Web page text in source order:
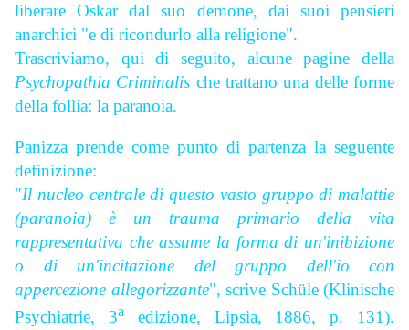
liberare Oskar dal suo demone, dai suoi pensieri
anarchici "e di ricondurlo alla religione".
Trascriviamo, qui di seguito, alcune pagine della
Psychopathia Criminalis che trattano una delle forme
della follia: la paranoia.
Panizza prende come punto di partenza la seguente
definizione:
"Il nucleo centrale di questo vasto gruppo di malattie
(paranoia) è un trauma primario della vita
rappresentativa che assume la forma di un'inibizione
o di un'incitazione del gruppo dell'io con
appercezione allegorizzante", scrive Schüle (Klinische
Psychiatrie, 3aedizione, Lipsia, 1886, p. 131).